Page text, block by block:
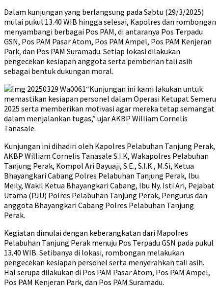
Dalam kunjungan yang berlangsung pada Sabtu (29/3/2025)
mulai pukul 13.40 WIB hingga selesai, Kapolres dan rombongan
menyambangi berbagai Pos PAM, di antaranya Pos Terpadu
GSN, Pos PAM Pasar Atom, Pos PAM Ampel, Pos PAM Kenjeran
Park, dan Pos PAM Suramadu. Setiap lokasi dilakukan
pengecekan kesiapan anggota serta pemberian tali asih
sebagai bentuk dukungan moral.
“Kunjungan ini kami lakukan untuk
memastikan kesiapan personel dalam Operasi Ketupat Semeru
2025 serta memberikan motivasi agar mereka tetap semangat
dalam menjalankan tugas,” ujar AKBP William Cornelis
Tanasale.
Kunjungan ini dihadiri oleh Kapolres Pelabuhan Tanjung Perak,
AKBP William Cornelis Tanasale S.I.K, Wakapolres Pelabuhan
Tanjung Perak, Kompol Ari Bayuaji, S.E., S.I.K., M.Si, Ketua
Bhayangkari Cabang Polres Pelabuhan Tanjung Perak, Ibu
Meily, Wakil Ketua Bhayangkari Cabang, Ibu Ny. Isti Ari, Pejabat
Utama (PJU) Polres Pelabuhan Tanjung Perak, Pengurus dan
anggota Bhayangkari Cabang Polres Pelabuhan Tanjung
Perak.
Kegiatan dimulai dengan keberangkatan dari Mapolres
Pelabuhan Tanjung Perak menuju Pos Terpadu GSN pada pukul
13.40 WIB. Setibanya di lokasi, rombongan melakukan
pengecekan kesiapan personel serta menyerahkan tali asih.
Hal serupa dilakukan di Pos PAM Pasar Atom, Pos PAM Ampel,
Pos PAM Kenjeran Park, dan Pos PAM Suramadu.